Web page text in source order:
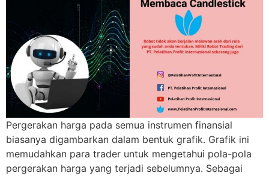
Pergerakan harga pada semua instrumen finansial
biasanya digambarkan dalam bentuk grafik. Grafik ini
memudahkan para trader untuk mengetahui pola-pola
pergerakan harga yang terjadi sebelumnya. Sebagai